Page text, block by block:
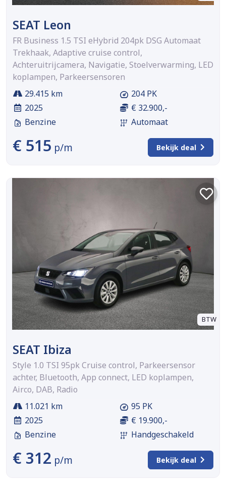
SEAT Leon
FR Business 1.5 TSI eHybrid 204pk DSG Automaat
Trekhaak, Adaptive cruise control,
Achteruitrijcamera, Navigatie, Stoelverwarming, LED
koplampen, Parkeersensoren
29.415 km
2025
Benzine
204 PK
€ 32.900,-
Automaat
€ 515 p/m Bekijk deal
BTW
SEAT Ibiza
Style 1.0 TSI 95pk Cruise control, Parkeersensor
achter, Bluetooth, App connect, LED koplampen,
Airco, DAB, Radio
11.021 km
2025
Benzine
95 PK
€ 19.900,-
Handgeschakeld
€ 312 p/m Bekijk deal